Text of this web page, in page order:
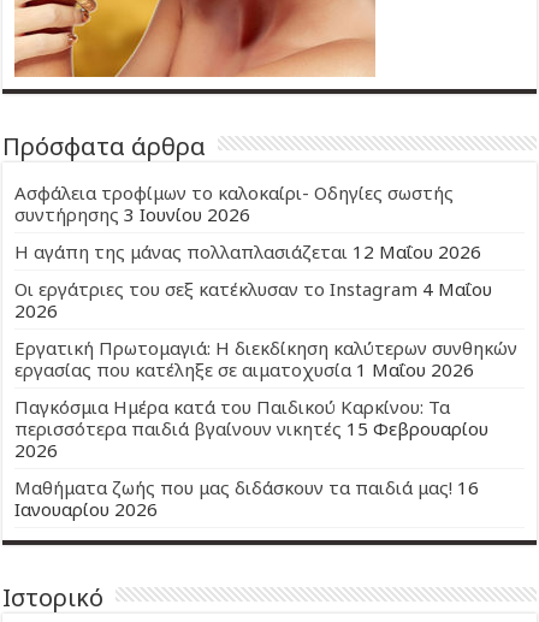
Πρόσφατα άρθρα
Ασφάλεια τροφίμων το καλοκαίρι- Οδηγίες σωστής
συντήρησης 3 Ιουνίου 2026
Η αγάπη της μάνας πολλαπλασιάζεται 12 Μαΐου 2026
Οι εργάτριες του σεξ κατέκλυσαν το Instagram 4 Μαΐου
2026
Εργατική Πρωτομαγιά: Η διεκδίκηση καλύτερων συνθηκών
εργασίας που κατέληξε σε αιματοχυσία 1 Μαΐου 2026
Παγκόσμια Ημέρα κατά του Παιδικού Καρκίνου: Τα
περισσότερα παιδιά βγαίνουν νικητές 15 Φεβρουαρίου
2026
Μαθήματα ζωής που μας διδάσκουν τα παιδιά μας! 16
Ιανουαρίου 2026
Ιστορικό